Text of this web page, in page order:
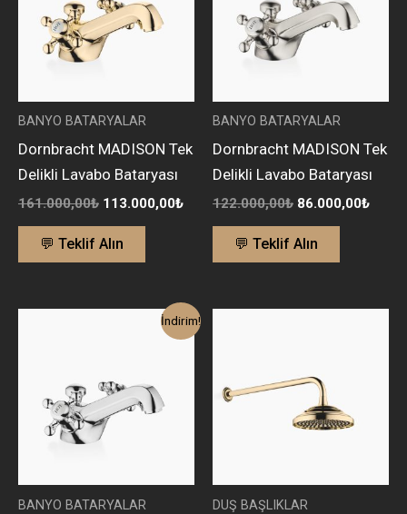
BANYO BATARYALAR
Dornbracht MADISON Tek
Delikli Lavabo Bataryası
161.000,00₺ 113.000,00₺
💬 Teklif Alın
BANYO BATARYALAR
Dornbracht MADISON Tek
Delikli Lavabo Bataryası
122.000,00₺ 86.000,00₺
💬 Teklif Alın
İndirim!
BANYO BATARYALAR
Şu
andaki
DUŞ BAŞLIKLAR